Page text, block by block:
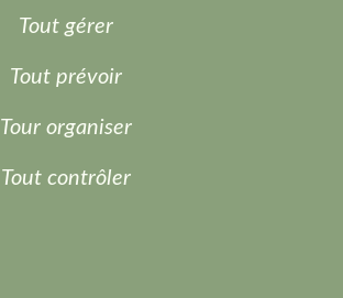
Tout gérer
Tout prévoir
Tour organiser
Tout contrôler